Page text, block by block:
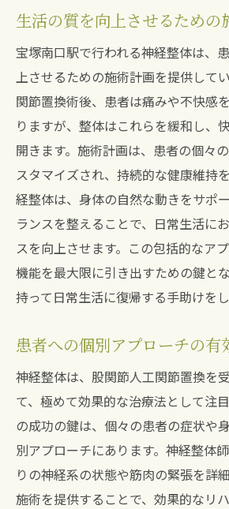
生活の質を向上させるための
宝塚南口駅で行われる神経整体は、
上させるための施術計画を提供して
関節置換術後、患者は痛みや不快感
りますが、整体はこれらを緩和し、
開きます。施術計画は、患者の個々
スタマイズされ、持続的な健康維持
経整体は、身体の自然な動きをサポ
ランスを整えることで、日常生活に
スを向上させます。この包括的なア
機能を最大限に引き出すための鍵と
持って日常生活に復帰する手助けをし
患者への個別アプローチの有
神経整体は、股関節人工関節置換を
て、極めて効果的な治療法として注
の成功の鍵は、個々の患者の症状や
別アプローチにあります。神経整体
りの神経系の状態や筋肉の緊張を詳
施術を提供することで、効果的なリ